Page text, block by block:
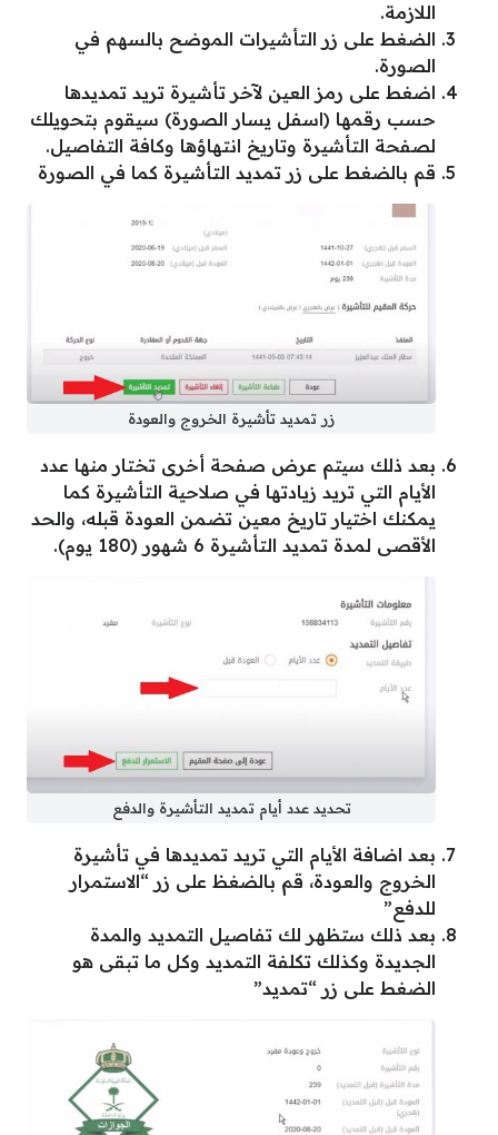
اللازمة.
الضغط على زر التأشيرات الموضح بالسهم في
الصورة.
اضغط على رمز العين لآخر تأشيرة تريد تمديدها
حسب رقمها (اسفل يسار الصورة) سيقوم بتحويلك
لصفحة التأشيرة وتاريخ انتهاؤها وكافة التفاصيل.
قم بالضغط على زر تمديد التأشيرة كما في الصورة
زر تمديد تأشيرة الخروج والعودة
بعد ذلك سيتم عرض صفحة أخرى تختار منها عدد
الأيام التي تريد زيادتها في صلاحية التأشيرة كما
يمكنك اختيار تاريخ معين تضمن العودة قبله، والحد
الأقصى لمدة تمديد التأشيرة 6 شهور (180 يوم).
تحديد عدد أيام تمديد التأشيرة والدفع
بعد اضافة الأيام التي تريد تمديدها في تأشيرة
الخروج والعودة، قم بالضغظ على زر “الاستمرار
للدفع”
بعد ذلك ستظهر لك تفاصيل التمديد والمدة
الجديدة وكذلك تكلفة التمديد وكل ما تبقى هو
الضغط على زر “تمديد”